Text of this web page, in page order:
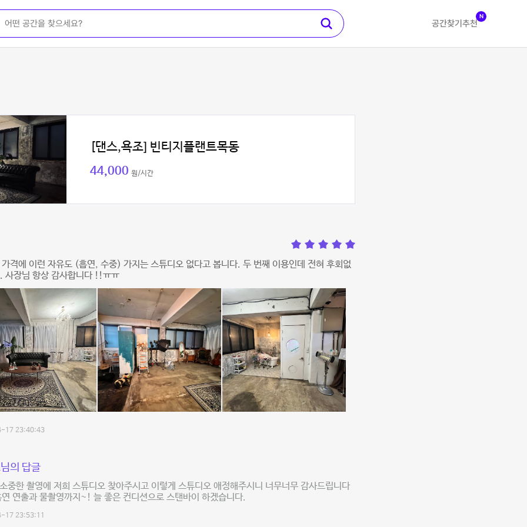
공간찾기 추천
N
[댄스,욕조] 빈티지플랜트목동
44,000 원/시간
격에 이런 자유도 (흡연, 수중) 가지는 스튜디오 없다고 봅니다. 두 번째 이용인데 전혀 후회없
사장님 항상 감사합니다 !!ㅠㅠ
17 23:40:43
의 답글
중한 촬영에 저희 스튜디오 찾아주시고 이렇게 스튜디오 애정해주시니 너무너무 감사드립니다
연출과 물촬영까지~! 늘 좋은 컨디션으로 스탠바이 하겠습니다.
17 23:53:11